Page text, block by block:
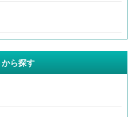
から探す